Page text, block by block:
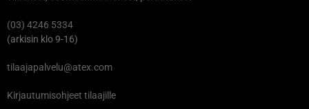
(03) 4246 5334
(arkisin klo 9-16)
tilaajapalvelu@atex.com
Kirjautumisohjeet tilaajille